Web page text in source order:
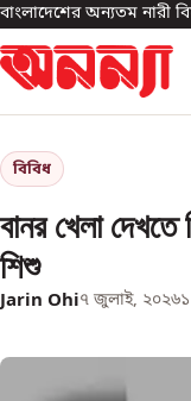
বাংলাদেশের অন্যতম নারী
বিবিধ
বানর খেলা
শিশু
Jarin Ohi৭ জুলাই, ২০২৬১